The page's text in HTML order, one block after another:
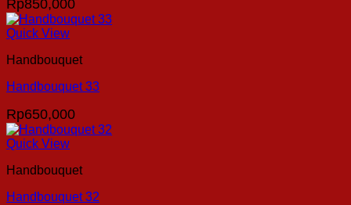
Rp850,000
Quick View
Handbouquet
Handbouquet 33
Rp650,000
Quick View
Handbouquet
Handbouquet 32